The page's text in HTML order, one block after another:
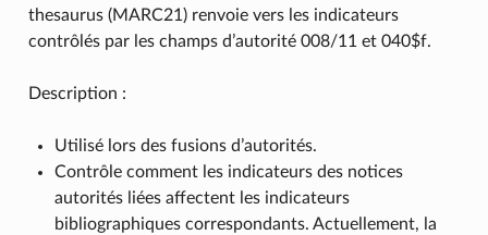
thesaurus (MARC21) renvoie vers les indicateurs
contrôlés par les champs d’autorité 008/11 et 040$f.
Description :
Utilisé lors des fusions d’autorités.
Contrôle comment les indicateurs des notices
autorités liées affectent les indicateurs
bibliographiques correspondants. Actuellement, la